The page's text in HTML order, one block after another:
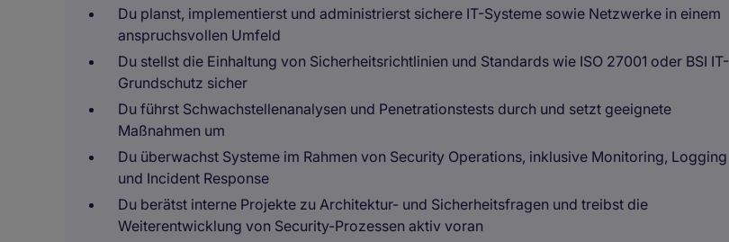
Du planst, implementierst und administrierst sichere IT-Systeme sowie Netzwerke in einem
anspruchsvollen Umfeld
Du stellst die Einhaltung von Sicherheitsrichtlinien und Standards wie ISO 27001 oder BSI IT-
Grundschutz sicher
Du führst Schwachstellenanalysen und Penetrationstests durch und setzt geeignete
Maßnahmen um
Du überwachst Systeme im Rahmen von Security Operations, inklusive Monitoring, Logging
und Incident Response
Du berätst interne Projekte zu Architektur- und Sicherheitsfragen und treibst die
Weiterentwicklung von Security-Prozessen aktiv voran